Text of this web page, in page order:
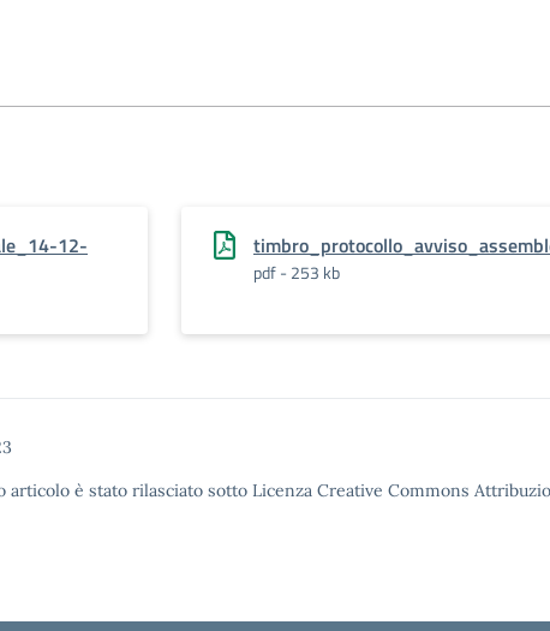
12-
pdf - 253 kb
articolo è stato rilasciato sotto Licenza Creative Commons